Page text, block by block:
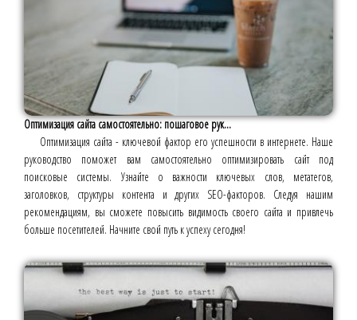
Оптимизация сайта самостоятельно: пошаговое рук...
Оптимизация сайта - ключевой фактор его успешности в интернете. Наше
руководство поможет вам самостоятельно оптимизировать сайт под
поисковые системы. Узнайте о важности ключевых слов, метатегов,
заголовков, структуры контента и других SEO-факторов. Следуя нашим
рекомендациям, вы сможете повысить видимость своего сайта и привлечь
больше посетителей. Начните свой путь к успеху сегодня!